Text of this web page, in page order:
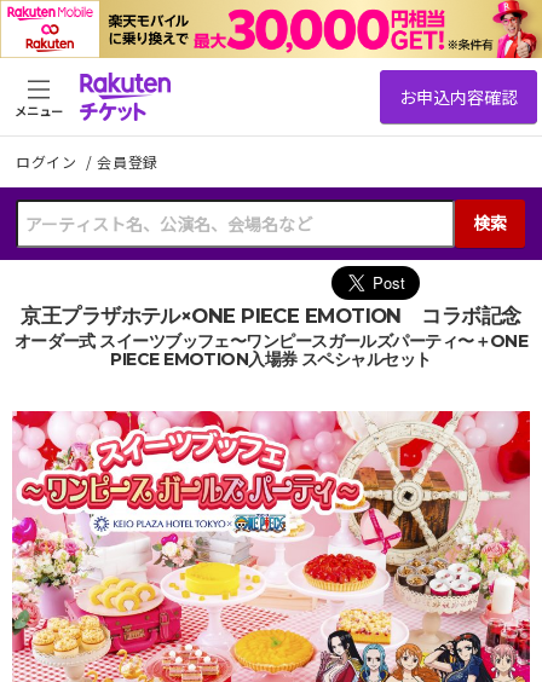
ログイン /会員登録
検索
メニュー
京王プラザホテル×ONE PIECE EMOTION コラボ記念
オーダー式 スイーツブッフェ〜ワンピースガールズパーティ〜＋ONE
PIECE EMOTION入場券 スペシャルセット